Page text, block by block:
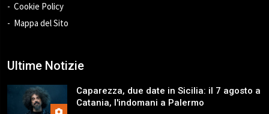
Cookie Policy
Mappa del Sito
Ultime Notizie
Caparezza, due date in Sicilia: il 7 agosto a
Catania, l'indomani a Palermo